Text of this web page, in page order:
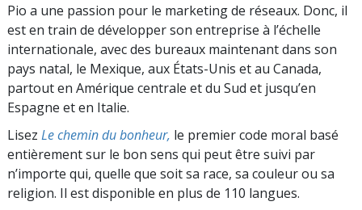
Pio a une passion pour le marketing de réseaux. Donc, il
est en train de développer son entreprise à l’échelle
internationale, avec des bureaux maintenant dans son
pays natal, le Mexique, aux États-Unis et au Canada,
partout en Amérique centrale et du Sud et jusqu’en
Espagne et en Italie.
Lisez Le chemin du bonheur, le premier code moral basé
entièrement sur le bon sens qui peut être suivi par
n’importe qui, quelle que soit sa race, sa couleur ou sa
religion. Il est disponible en plus de 110 langues.